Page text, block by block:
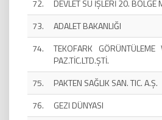
72.
DEVLET SU İŞLERİ 20. BÖLGE
73.
ADALET BAKANLIĞI
74.
TEKOFARK
PAZ.TİC.LTD.ŞTİ.
75.
PAKTEN SAĞLIK SAN. TIC. A.Ş.
76.
GEZI DÜNYASI